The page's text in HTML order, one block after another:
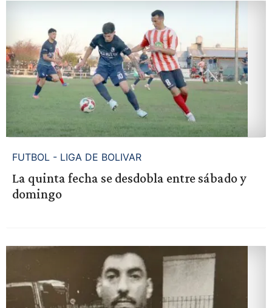
FUTBOL - LIGA DE BOLIVAR
La quinta fecha se desdobla entre sábado y
domingo